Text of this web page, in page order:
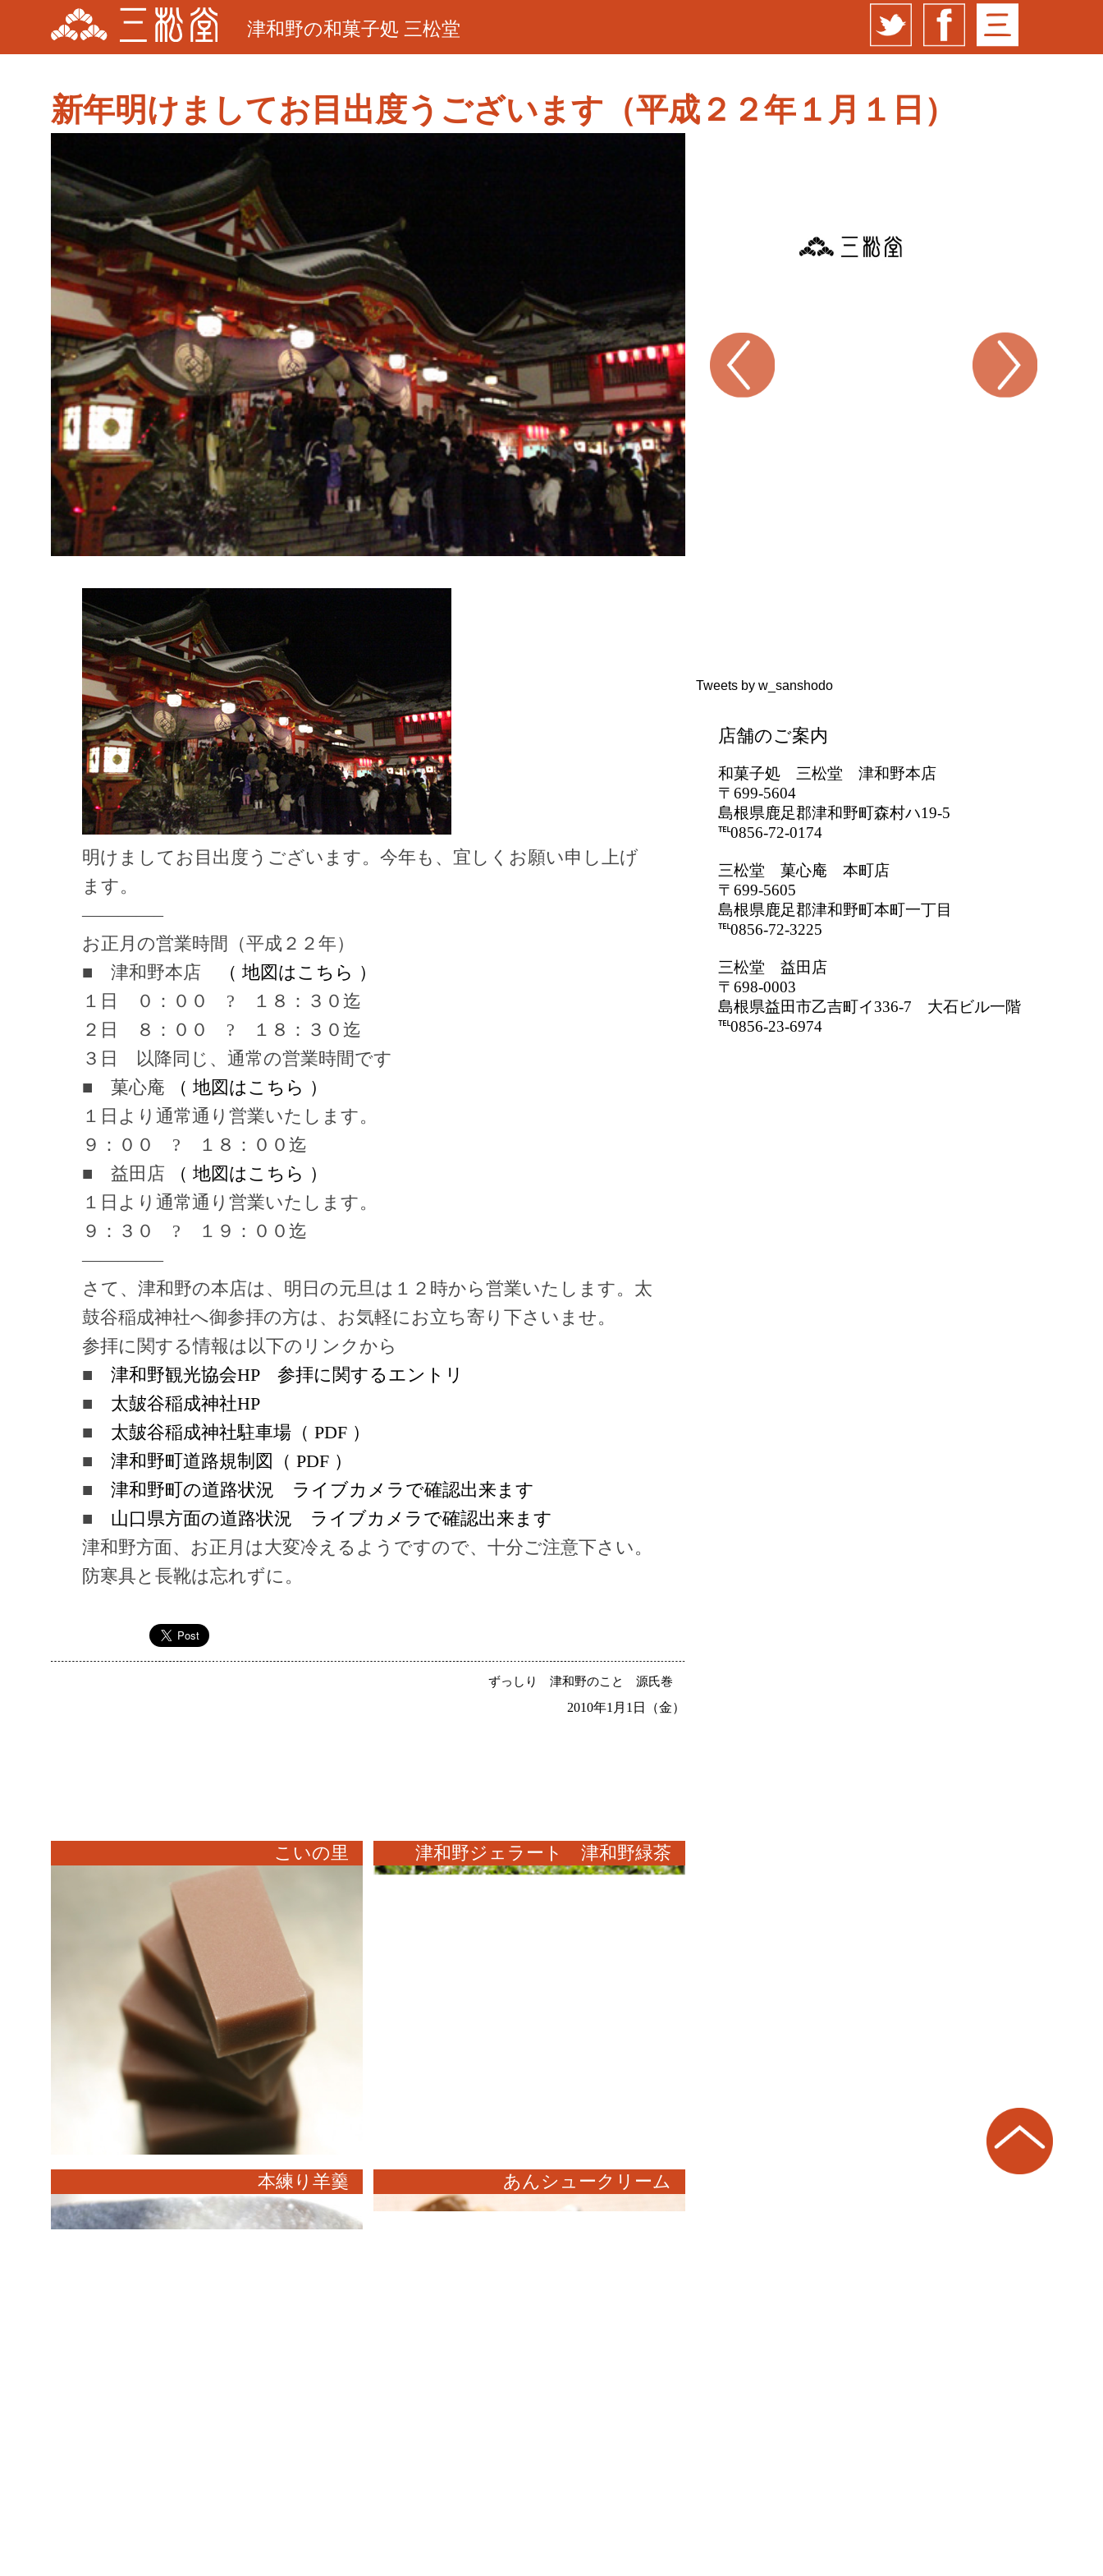
津和野の和菓子処 三松堂
新年明けましてお目出度うございます（平成２２年１月１日）
明けましてお目出度うございます。今年も、宜しくお願い申し上げ
ます。
————–
お正月の営業時間（平成２２年）
■ 津和野本店
（ 地図はこちら ）
１日 ０：００ ? １８：３０迄
２日 ８：００ ? １８：３０迄
３日 以降同じ、通常の営業時間です
■ 菓心庵
（ 地図はこちら ）
１日より通常通り営業いたします。
９：００ ? １８：００迄
■ 益田店
（ 地図はこちら ）
１日より通常通り営業いたします。
９：３０ ? １９：００迄
————–
さて、津和野の本店は、明日の元旦は１２時から営業いたします。太
鼓谷稲成神社へ御参拝の方は、お気軽にお立ち寄り下さいませ。
参拝に関する情報は以下のリンクから
■ 津和野観光協会HP 参拝に関するエントリ
■ 太皷谷稲成神社HP
■ 太皷谷稲成神社駐車場（ PDF ）
■ 津和野町道路規制図（ PDF ）
■ 津和野町の道路状況 ライブカメラで確認出来ます
■ 山口県方面の道路状況 ライブカメラで確認出来ます
津和野方面、お正月は大変冷えるようですので、十分ご注意下さい。
防寒具と長靴は忘れずに。
ずっしり 津和野のこと 源氏巻
2010年1月1日（金）
こいの里 津和野ジェラート 津和野緑茶
本練り羊羹 あんシュークリーム
Tweets by w_sanshodo
店舗のご案内
和菓子処 三松堂 津和野本店
〒699-5604
島根県鹿足郡津和野町森村ハ19-5
℡0856-72-0174
三松堂 菓心庵 本町店
〒699-5605
島根県鹿足郡津和野町本町一丁目
℡0856-72-3225
三松堂 益田店
〒698-0003
島根県益田市乙吉町イ336-7 大石ビル一階
℡0856-23-6974